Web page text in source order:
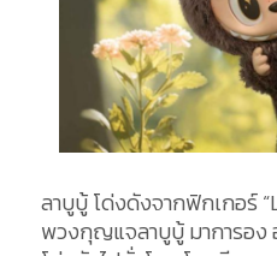
ลาบูบู้ โด่งดังจากฟิกเกอร์
พวงกุญแจลาบูบู้ มาการอง